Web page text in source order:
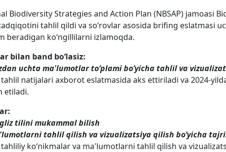
Biodiversity Strategies and Action Plan (NBSAP) jamoasi
tahlil qildi va soʻrovlar asosida brifing eslatmasi
beradigan koʻngillilarni izlamoqda.
bilan band boʻlasiz:
uchta ma'lumotlar toʻplami boʻyicha tahlil va
natijalari axborot eslatmasida aks ettiriladi va 2024-
etiladi.
tilini mukammal bilish
tahlil qilish va vizualizatsiya qilish boʻyicha
koʻnikmalar va ma'lumotlarni tahlil qilish va